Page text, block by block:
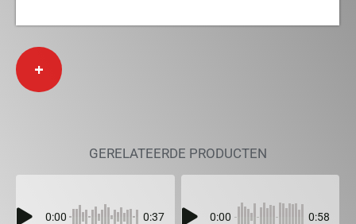
+
GERELATEERDE PRODUCTEN
0:00 0:37 0:00 0:58